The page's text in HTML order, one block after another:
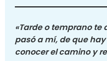
«Tarde o temprano
pasó a mí, de que
conocer el camino y